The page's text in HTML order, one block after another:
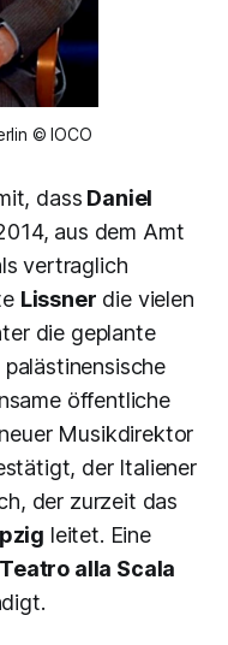
© IOCO
dass Daniel
aus dem Amt
vertraglich
Lissner die vielen
die geplante
öffentliche
Musikdirektor
der Italiener
der zurzeit das
leitet. Eine
Teatro alla Scala